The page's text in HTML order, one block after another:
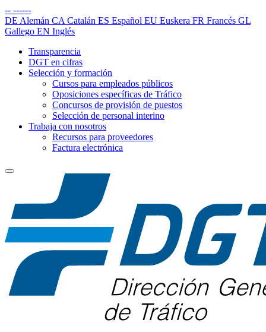
-- ------
DE Alemán CA Catalán ES Español EU Euskera FR Francés GL
Gallego EN Inglés
Transparencia
DGT en cifras
Selección y formación
Cursos para empleados públicos
Oposiciones específicas de Tráfico
Concursos de provisión de puestos
Selección de personal interino
Trabaja con nosotros
Recursos para proveedores
Factura electrónica